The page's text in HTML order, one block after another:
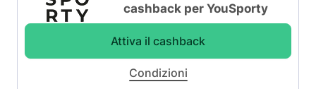
cashback per YouSporty
Attiva il cashback
Condizioni